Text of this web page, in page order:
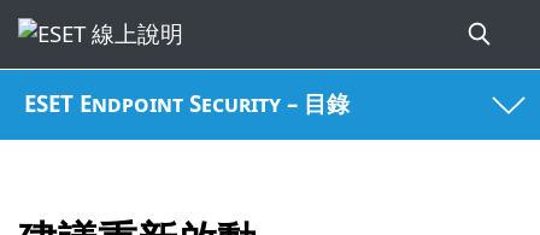
ESET Endpoint Security – 目錄